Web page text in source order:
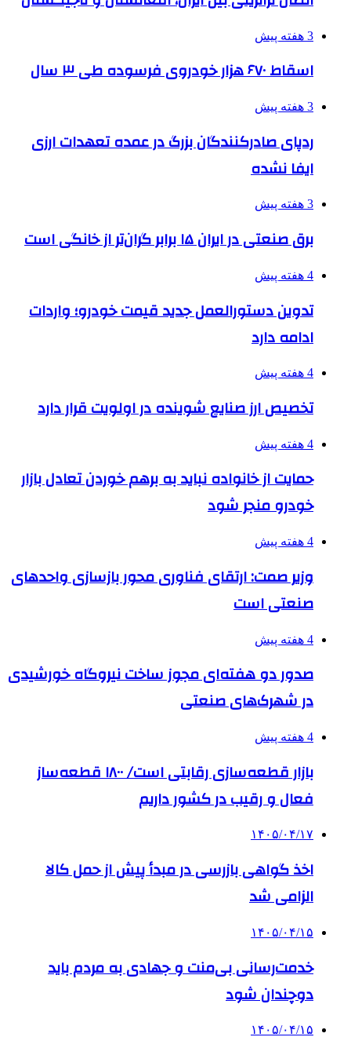
3 هفته پیش
اسقاط ۶۷۰ هزار خودروی فرسوده طی ۳ سال
3 هفته پیش
ردپای صادرکنندگان بزرگ در عمده تعهدات ارزی
ایفا نشده
3 هفته پیش
برق صنعتی در ایران ۱۵ برابر گران‌تر از خانگی است
4 هفته پیش
تدوین دستورالعمل جدید قیمت خودرو؛ واردات
ادامه دارد
4 هفته پیش
تخصیص ارز صنایع شوینده در اولویت قرار دارد
4 هفته پیش
حمایت از خانواده نباید به برهم خوردن تعادل بازار
خودرو منجر شود
4 هفته پیش
وزیر صمت: ارتقای فناوری محور بازسازی واحدهای
صنعتی است
4 هفته پیش
صدور دو هفته‌ای مجوز ساخت نیروگاه خورشیدی
در شهرک‌های صنعتی
4 هفته پیش
بازار قطعه‌سازی رقابتی است/ ۱۸۰۰ قطعه‌ساز
فعال و رقیب در کشور داریم
۱۴۰۵/۰۴/۱۷
اخذ گواهی بازرسی در مبدأ پیش از حمل کالا
الزامی شد
۱۴۰۵/۰۴/۱۵
خدمت‌رسانی بی‌منت و جهادی به مردم باید
دوچندان شود
۱۴۰۵/۰۴/۱۵